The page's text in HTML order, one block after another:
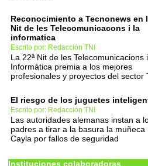
Reconocimiento a Tecnonews en
Nit de les Telecomunicacons i la
informatica
Escrito por: Redacción TNI
La 22ª Nit de les Telecomunicacions
Informàtica premia a los mejores
profesionales y proyectos del sector
El riesgo de los juguetes
Escrito por: Redacción TNI
Las autoridades alemanas instan a
padres a tirar a la basura la muñeca
Cayla por fallos de seguridad
Instituciones colaboradoras